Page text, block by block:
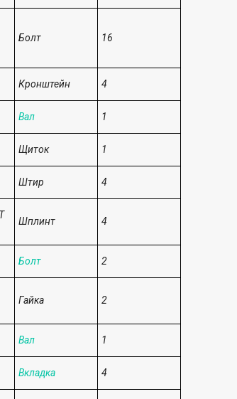
Болт 16
Кронштейн 4
Вал 1
Щиток 1
Штир 4
Шплинт 4
Болт 2
Гайка 2
Вал 1
Вкладка 4